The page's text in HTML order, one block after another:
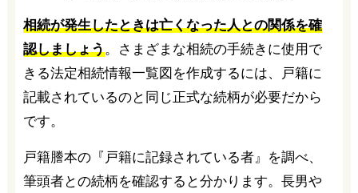
相続が発生したときは亡くなった人との関係を確
認しましょう。さまざまな相続の手続きに使用で
きる法定相続情報一覧図を作成するには、戸籍に
記載されているのと同じ正式な続柄が必要だから
です。
戸籍謄本の『戸籍に記録されている者』を調べ、
筆頭者との続柄を確認すると分かります。長男や